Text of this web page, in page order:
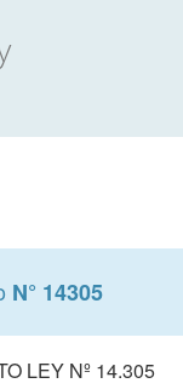
N° 14305
LEY Nº 14.305